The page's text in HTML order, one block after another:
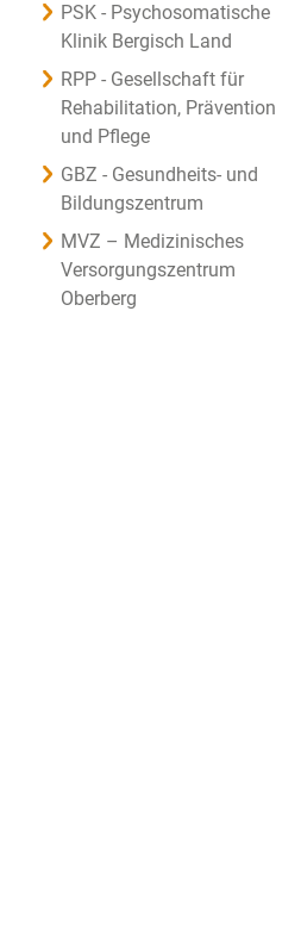
PSK - Psychosomatische
Klinik Bergisch Land
RPP - Gesellschaft für
Rehabilitation, Prävention
und Pflege
GBZ - Gesundheits- und
Bildungszentrum
MVZ – Medizinisches
Versorgungszentrum
Oberberg